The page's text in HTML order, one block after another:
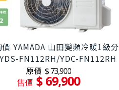
YAMADA 山田變頻冷暖1級分
FN112RH/YDC-FN112RH
原價 $ 73,900
售價 $ 69,900